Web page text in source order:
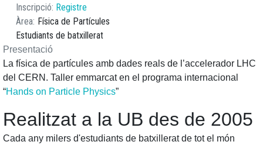
Inscripció Registre
Àrea Física de Partícules
Estudiants de batxillerat
Presentació
La física de partícules amb dades reals de l’accelerador LHC
del CERN. Taller emmarcat en el programa internacional
“Hands on Particle Physics”
Realitzat a la UB des de 2005
Cada any milers d'estudiants de batxillerat de tot el món